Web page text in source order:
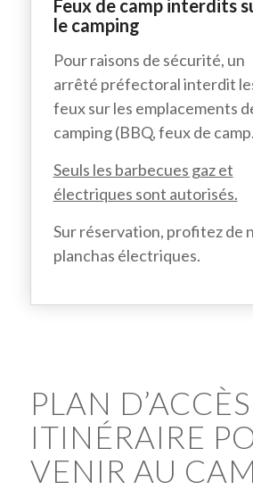
Feux de camp interdits
le camping
Pour raisons de sécurité, un
arrêté préfectoral interdit
feux sur les emplacements
camping (BBQ, feux de
Seuls les barbecues gaz et
électriques sont autorisés.
Sur réservation, profitez de
planchas électriques.
PLAN
ITINÉRAIRE
VENIR AU